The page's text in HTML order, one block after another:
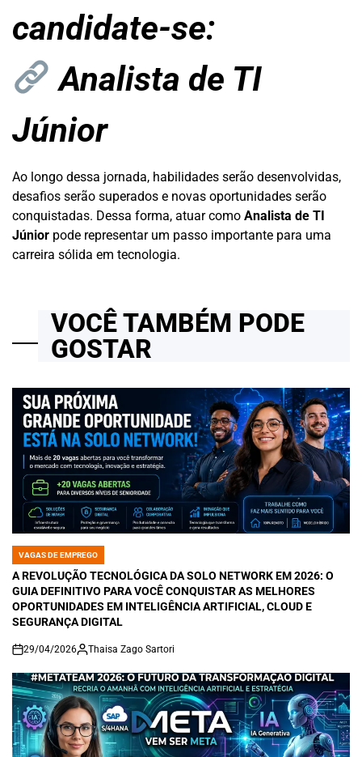
candidate-se:
Analista de TI
Júnior
Ao longo dessa jornada, habilidades serão desenvolvidas,
desafios serão superados e novas oportunidades serão
conquistadas. Dessa forma, atuar como Analista de TI
Júnior pode representar um passo importante para uma
carreira sólida em tecnologia.
VOCÊ TAMBÉM PODE
GOSTAR
POSTED
IN
VAGAS DE EMPREGO
A REVOLUÇÃO TECNOLÓGICA DA SOLO NETWORK EM 2026: O
GUIA DEFINITIVO PARA VOCÊ CONQUISTAR AS MELHORES
OPORTUNIDADES EM INTELIGÊNCIA ARTIFICIAL, CLOUD E
SEGURANÇA DIGITAL
on
29/04/2026 Thaisa Zago Sartori